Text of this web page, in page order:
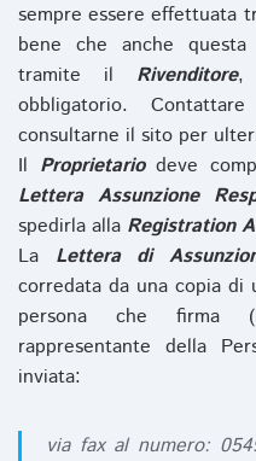
sempre essere effettuata
bene che anche
tramite il Rivenditore,
obbligatorio.
consultarne il sito per
Il Proprietariodeve
Lettera Assunzione
spedirla alla Registration
La Lettera di
corredata da una copia
persona che firma
rappresentante della
inviata:
via fax al numero: